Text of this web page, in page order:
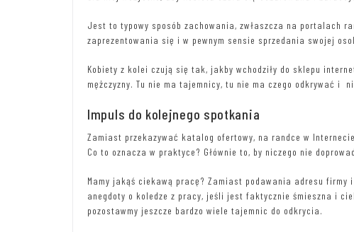
Jest to typowy sposób zachowania, zwłaszcza na portalach
zaprezentowania się i w pewnym sensie sprzedania swojej
Kobiety z kolei czują się tak, jakby wchodziły do sklepu
mężczyzny. Tu nie ma tajemnicy, tu nie ma czego odkrywać i
Impuls do kolejnego spotkania
Zamiast przekazywać katalog ofertowy, na randce w
Co to oznacza w praktyce? Głównie to, by niczego nie
Mamy jakąś ciekawą pracę? Zamiast podawania adresu firmy
anegdoty o koledze z pracy, jeśli jest faktycznie śmieszna i
pozostawmy jeszcze bardzo wiele tajemnic do odkrycia.